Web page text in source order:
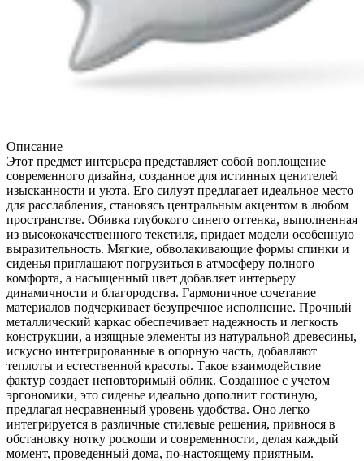
Описание
Этот предмет интерьера представляет собой воплощение
современного дизайна, созданное для истинных ценителей
изысканности и уюта. Его силуэт предлагает идеальное место
для расслабления, становясь центральным акцентом в любом
пространстве. Обивка глубокого синего оттенка, выполненная
из высококачественного текстиля, придает модели особенную
выразительность. Мягкие, обволакивающие формы спинки и
сиденья приглашают погрузиться в атмосферу полного
комфорта, а насыщенный цвет добавляет интерьеру
динамичности и благородства. Гармоничное сочетание
материалов подчеркивает безупречное исполнение. Прочный
металлический каркас обеспечивает надежность и легкость
конструкции, а изящные элементы из натуральной древесины,
искусно интегрированные в опорную часть, добавляют
теплоты и естественной красоты. Такое взаимодействие
фактур создает неповторимый облик. Созданное с учетом
эргономики, это сиденье идеально дополнит гостиную,
предлагая несравненный уровень удобства. Оно легко
интегрируется в различные стилевые решения, привнося в
обстановку нотку роскоши и современности, делая каждый
момент, проведенный дома, по-настоящему приятным.